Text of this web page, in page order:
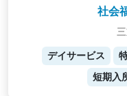
社会
デイサービス
短期入